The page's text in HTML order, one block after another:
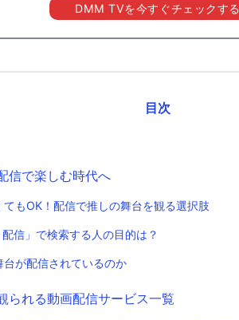
DMM TVを今すぐチェックする
目次
信で楽しむ時代へ
てもOK！配信で推しの舞台を観る選択肢
配信」で検索する人の目的は？
台が配信されているのか
られる動画配信サービス一覧